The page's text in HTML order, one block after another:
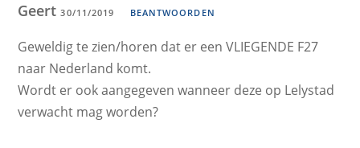
Geert30/11/2019 BEANTWOORDEN
Geweldig te zien/horen dat er een VLIEGENDE F27
naar Nederland komt.
Wordt er ook aangegeven wanneer deze op Lelystad
verwacht mag worden?